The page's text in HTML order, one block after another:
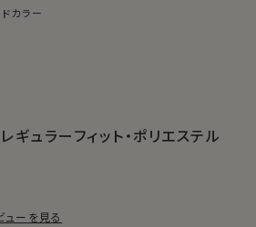
カラー
ギュラーフィット・ポリエステル
ューを見る